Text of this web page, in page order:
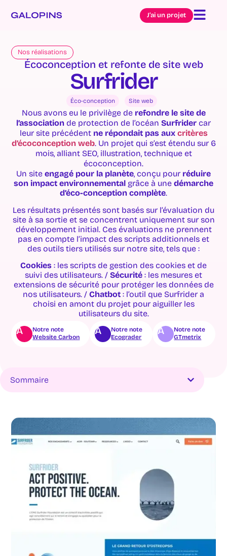
J’ai un projet
Nos réalisations
Écoconception et refonte de site web
Surfrider
Éco-conception Site web
Nous avons eu le privilège derefondre le site de
l’association de protection de l’océan Surfrider car
leur site précédent ne répondait pas aux critères
d’écoconception web. Un projet qui s’est étendu sur 6
mois, alliant SEO, illustration, technique et
écoconception.
Un site engagé pour la planète, conçu pour réduire
son impact environnemental grâce à une démarche
d’éco-conception complète.
Les résultats présentés sont basés sur l’évaluation du
site à sa sortie et se concentrent uniquement sur son
développement initial. Ces évaluations ne prennent
pas en compte l’impact des scripts additionnels et
des outils tiers utilisés sur notre site, tels que :
Cookies : les scripts de gestion des cookies et de
suivi des utilisateurs. / Sécurité : les mesures et
extensions de sécurité pour protéger les données de
nos utilisateurs. / Chatbot : l’outil que Surfrider a
choisi en amont du projet pour aiguiller les
utilisateurs du site.
A
Notre note
Website Carbon
A
Notre note
Ecograder
A
Notre note
GTmetrix
Sommaire